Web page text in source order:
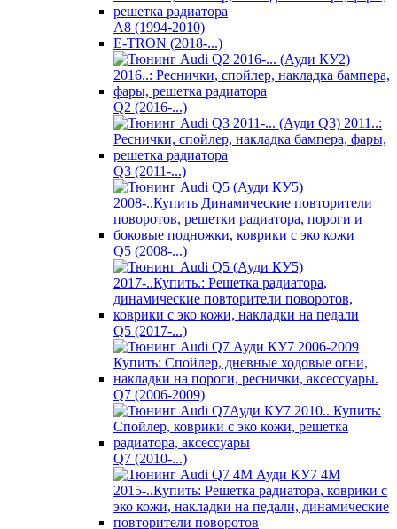
A8 (1994-2010)
E-TRON (2018-...)
Q2 (2016-...)
Q3 (2011-...)
Q5 (2008-...)
Q5 (2017-...)
Q7 (2006-2009)
Q7 (2010-...)